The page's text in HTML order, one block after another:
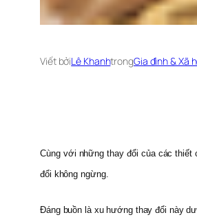
Viết bởiLê KhanhtrongGia đình & Xã
Cùng với những thay đổi của các
đổi không ngừng.
Đáng buồn là xu hướng thay đổi này